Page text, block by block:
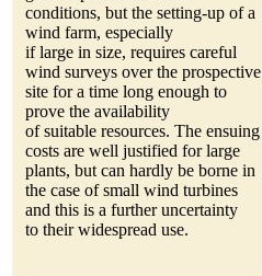
conditions, but the setting-up of a
wind farm, especially
if large in size, requires careful
wind surveys over the prospective
site for a time long enough to
prove the availability
of suitable resources. The ensuing
costs are well justified for large
plants, but can hardly be borne in
the case of small wind turbines
and this is a further uncertainty
to their widespread use.